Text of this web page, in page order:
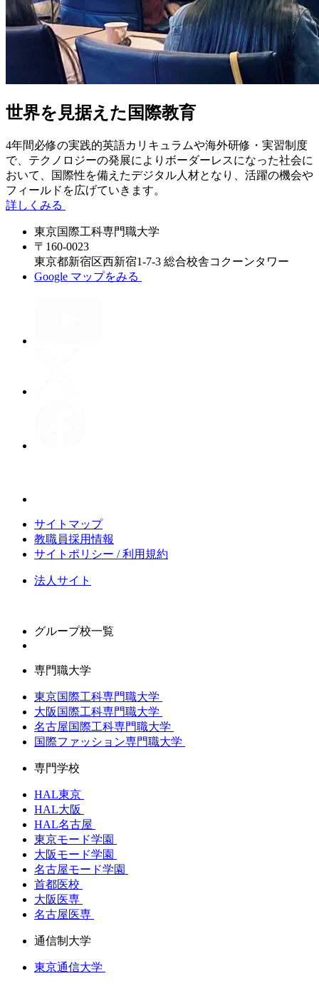
世界を見据えた国際教育
4年間必修の実践的英語カリキュラムや海外研修・実習制度
で、テクノロジーの発展によりボーダーレスになった社会に
おいて、国際性を備えたデジタル人材となり、活躍の機会や
フィールドを広げていきます。
詳しくみる
東京国際工科専門職大学
〒160-0023
東京都新宿区西新宿1-7-3 総合校舎コクーンタワー
Google マップをみる
サイトマップ
教職員採用情報
サイトポリシー / 利用規約
法人サイト
グループ校一覧
専門職大学
東京国際工科専門職大学
大阪国際工科専門職大学
名古屋国際工科専門職大学
国際ファッション専門職大学
専門学校
HAL東京
HAL大阪
HAL名古屋
東京モード学園
大阪モード学園
名古屋モード学園
首都医校
大阪医専
名古屋医専
通信制大学
東京通信大学